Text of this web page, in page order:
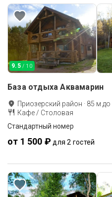
9.5 / 10
База отдыха Аквамарин
Приозерский район · 85 м до
Кафе / Столовая
Стандартный номер
от 1 500 ₽ для 2 гостей